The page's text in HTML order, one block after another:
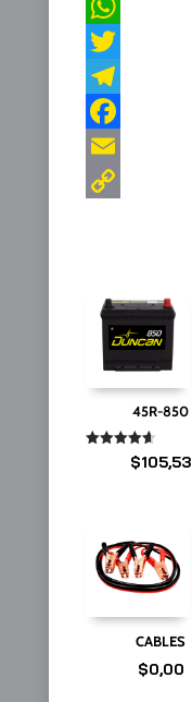
45R-850
Valorado
$105,53
CABLES
$0,00